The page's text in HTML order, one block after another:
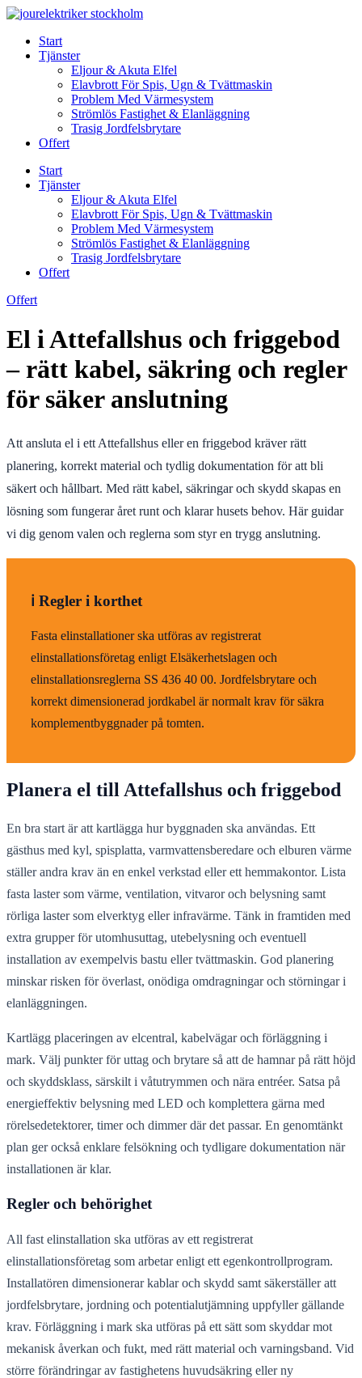
Skip
contentStart
Tjänster
Eljour & Akuta Elfel
Elavbrott För Spis, Ugn & Tvättmaskin
Problem Med Värmesystem
Strömlös Fastighet & Elanläggning
Trasig Jordfelsbrytare
Offert
Start
Tjänster
Eljour & Akuta Elfel
Elavbrott För Spis, Ugn & Tvättmaskin
Problem Med Värmesystem
Strömlös Fastighet & Elanläggning
Trasig Jordfelsbrytare
Offert
Offert
El i Attefallshus och friggebod
– rätt kabel, säkring och regler
för säker anslutning
Att ansluta el i ett Attefallshus eller en friggebod kräver rätt
planering, korrekt material och tydlig dokumentation för att bli
säkert och hållbart. Med rätt kabel, säkringar och skydd skapas en
lösning som fungerar året runt och klarar husets behov. Här guidar
vi dig genom valen och reglerna som styr en trygg anslutning.
ℹ️ Regler i korthet
Fasta elinstallationer ska utföras av registrerat
elinstallationsföretag enligt Elsäkerhetslagen och
elinstallationsreglerna SS 436 40 00. Jordfelsbrytare och
korrekt dimensionerad jordkabel är normalt krav för säkra
komplementbyggnader på tomten.
Planera el till Attefallshus och friggebod
En bra start är att kartlägga hur byggnaden ska användas. Ett
gästhus med kyl, spisplatta, varmvattensberedare och elburen värme
ställer andra krav än en enkel verkstad eller ett hemmakontor. Lista
fasta laster som värme, ventilation, vitvaror och belysning samt
rörliga laster som elverktyg eller infravärme. Tänk in framtiden med
extra grupper för utomhusuttag, utebelysning och eventuell
installation av exempelvis bastu eller tvättmaskin. God planering
minskar risken för överlast, onödiga omdragningar och störningar i
elanläggningen.
Kartlägg placeringen av elcentral, kabelvägar och förläggning i
mark. Välj punkter för uttag och brytare så att de hamnar på rätt höjd
och skyddsklass, särskilt i våtutrymmen och nära entréer. Satsa på
energieffektiv belysning med LED och komplettera gärna med
rörelsedetektorer, timer och dimmer där det passar. En genomtänkt
plan ger också enklare felsökning och tydligare dokumentation när
installationen är klar.
Regler och behörighet
All fast elinstallation ska utföras av ett registrerat
elinstallationsföretag som arbetar enligt ett egenkontrollprogram.
Installatören dimensionerar kablar och skydd samt säkerställer att
jordfelsbrytare, jordning och potentialutjämning uppfyller gällande
krav. Förläggning i mark ska utföras på ett sätt som skyddar mot
mekanisk åverkan och fukt, med rätt material och varningsband. Vid
större förändringar av fastighetens huvudsäkring eller ny